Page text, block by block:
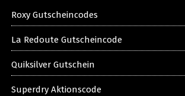
Roxy Gutscheincodes
La Redoute Gutscheincode
Quiksilver Gutschein
Superdry Aktionscode